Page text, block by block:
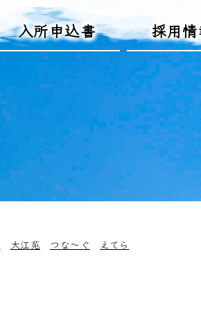
入所申込書 採用情
大江苑 つな～ぐ えてら